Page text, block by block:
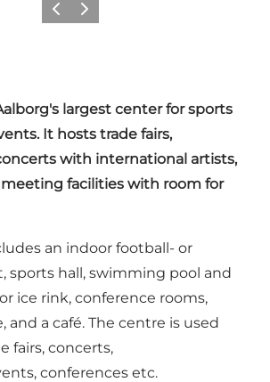
Vorige Volgende
largest center for sports
It hosts trade fairs,
with international artists,
facilities with room for
an indoor football- or
sports hall, swimming pool and
ice rink, conference rooms,
and a café. The centre is used
fairs, concerts,
conferences etc.